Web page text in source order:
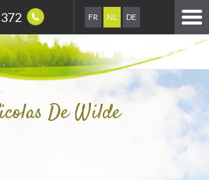
FR NL DE
De Wilde